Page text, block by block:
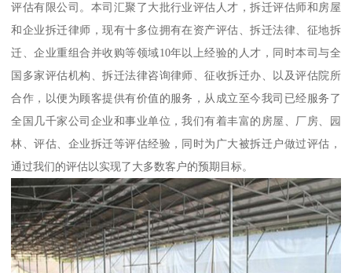
评估有限公司。本司汇聚了大批行业评估人才，拆迁评估师和房屋
和企业拆迁律师，现有十多位拥有在资产评估、拆迁法律、征地拆
迁、企业重组合并收购等领域10年以上经验的人才，同时本司与全
国多家评估机构、拆迁法律咨询律师、征收拆迁办、以及评估院所
合作，以便为顾客提供有价值的服务，从成立至今我司已经服务了
全国几千家公司企业和事业单位，我们有着丰富的房屋、厂房、园
林、评估、企业拆迁等评估经验，同时为广大被拆迁户做过评估，
通过我们的评估以实现了大多数客户的预期目标。